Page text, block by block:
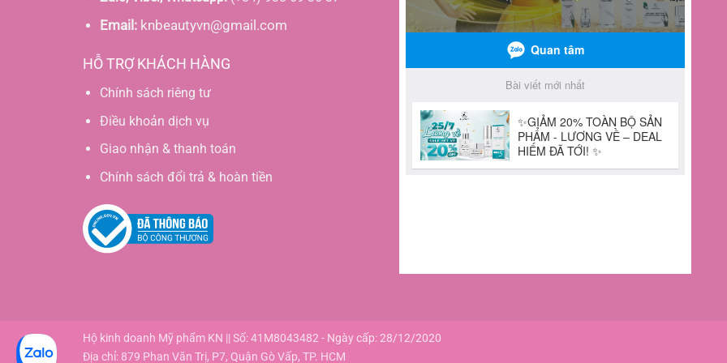
Email:knbeautyvn@gmail.com
HỖ TRỢ KHÁCH HÀNG
Chính sách riêng tư
Điều khoản dịch vụ
Giao nhận & thanh toán
Chính sách đổi trả & hoàn tiền
Hộ kinh doanh Mỹ phẩm KN || Số: 41M8043482 - Ngày cấp: 28/12/2020
Địa chỉ: 879 Phan Văn Trị, P7, Quận Gò Vấp, TP. HCM